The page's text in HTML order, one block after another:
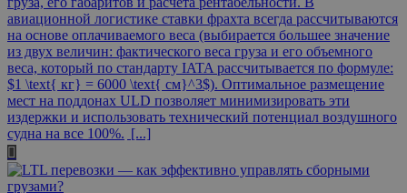
авиационной логистике ставки фрахта всегда рассчитываются
на основе оплачиваемого веса (выбирается большее значение
из двух величин: фактического веса груза и его объемного
веса, который по стандарту IATA рассчитывается по формуле:
$1 \text{ кг} = 6000 \text{ см}^3$). Оптимальное размещение
мест на поддонах ULD позволяет минимизировать эти
издержки и использовать технический потенциал воздушного
судна на все 100%. [...]